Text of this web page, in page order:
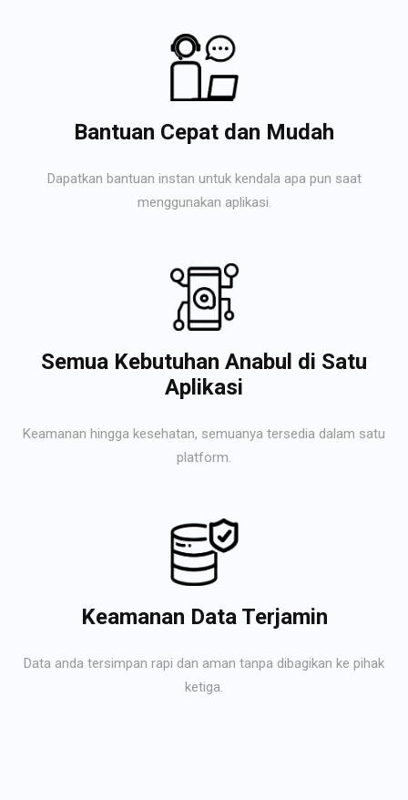
Bantuan Cepat dan Mudah
Dapatkan bantuan instan untuk kendala apa pun saat
menggunakan aplikasi.
Semua Kebutuhan Anabul di Satu
Aplikasi
Keamanan hingga kesehatan, semuanya tersedia dalam satu
platform.
Keamanan Data Terjamin
Data anda tersimpan rapi dan aman tanpa dibagikan ke pihak
ketiga.